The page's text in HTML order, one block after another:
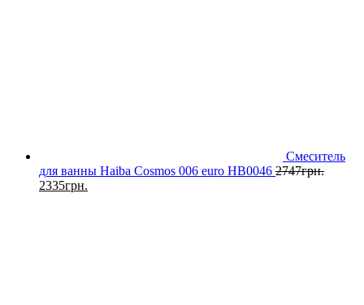
Смеситель
для ванны Haiba Cosmos 006 euro HB0046 2747грн.
2335грн.